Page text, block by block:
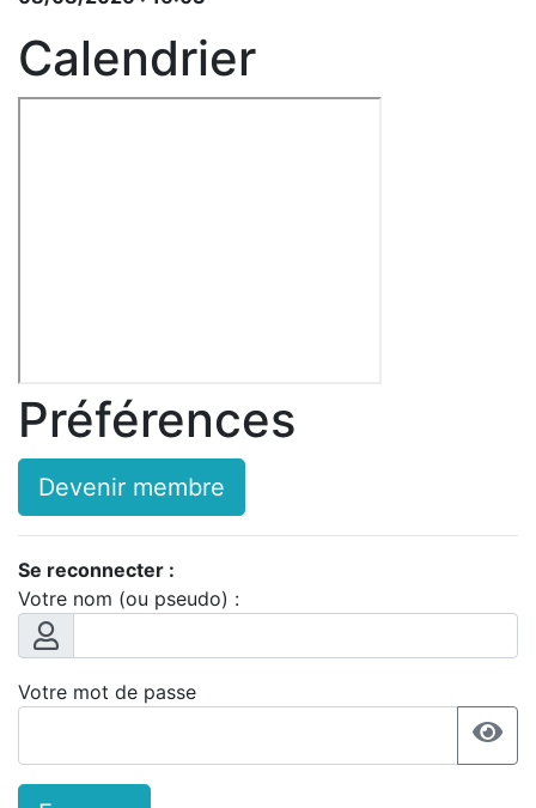
Calendrier
Préférences
Devenir membre
Se reconnecter :
Votre nom (ou pseudo) :
Votre mot de passe